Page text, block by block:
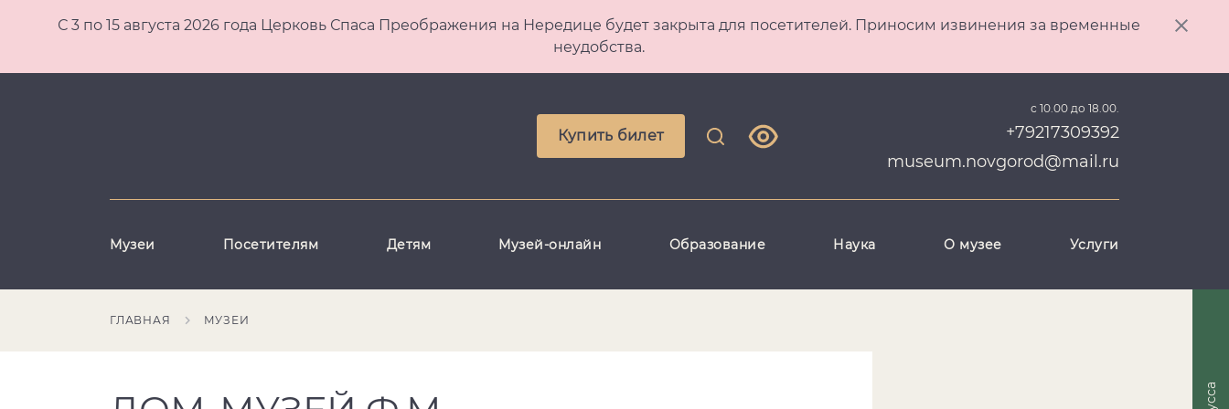
С 3 по 15 августа 2026 года Церковь Спаса Преображения на Нередице будет закрыта для посетителей. Приносим извинения за временные
неудобства.
Купить билет
с 10.00 до 18.00.
+79217309392
museum.novgorod@mail.ru
Музеи Посетителям Детям Музей-онлайн Образование Наука О музее Услуги
ГЛАВНАЯ МУЗЕИ